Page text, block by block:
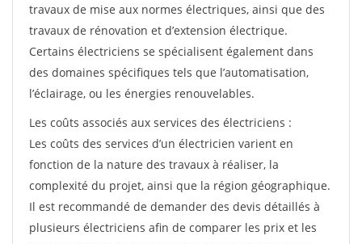
travaux de mise aux normes électriques, ainsi que des
travaux de rénovation et d’extension électrique.
Certains électriciens se spécialisent également dans
des domaines spécifiques tels que l’automatisation,
l’éclairage, ou les énergies renouvelables.
Les coûts associés aux services des électriciens :
Les coûts des services d’un électricien varient en
fonction de la nature des travaux à réaliser, la
complexité du projet, ainsi que la région géographique.
Il est recommandé de demander des devis détaillés à
plusieurs électriciens afin de comparer les prix et les